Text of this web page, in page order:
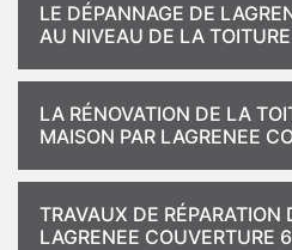
LE DÉPANNAGE DE
AU NIVEAU DE LA
LA RÉNOVATION DE LA
MAISON PAR LAGRENEE
TRAVAUX DE RÉPARATION
LAGRENEE COUVERTURE